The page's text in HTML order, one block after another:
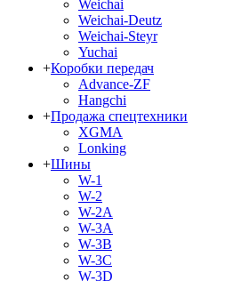
Weichai
Weichai-Deutz
Weichai-Steyr
Yuchai
+Коробки передач
Advance-ZF
Hangchi
+Продажа спецтехники
XGMA
Lonking
+Шины
W-1
W-2
W-2A
W-3A
W-3B
W-3C
W-3D